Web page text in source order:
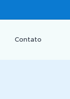
Contato